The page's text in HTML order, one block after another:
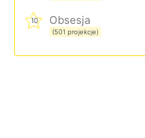
10 Obsesja
(501 projekcje)